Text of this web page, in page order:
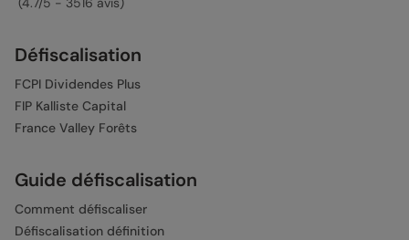
Défiscalisation
FCPI Dividendes Plus
FIP Kalliste Capital
France Valley Forêts
Guide défiscalisation
Comment défiscaliser
Défiscalisation définition